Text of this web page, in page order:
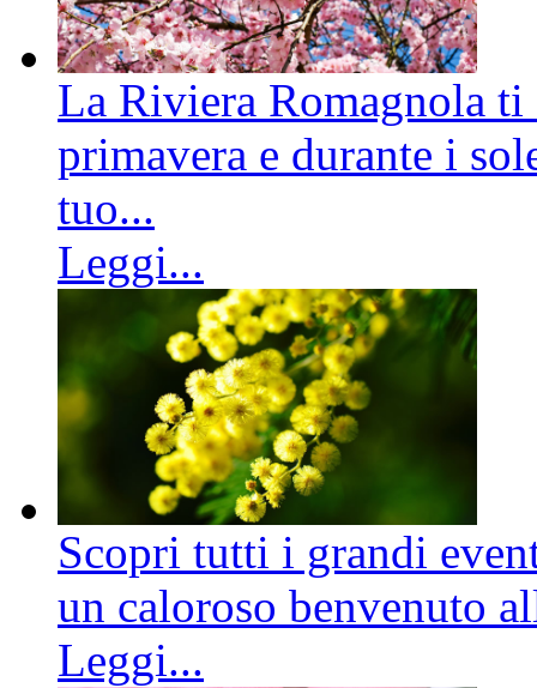
La Riviera Romagnola
primavera e durante i
tuo...
Leggi...
Scopri tutti i grandi
un caloroso benvenuto
Leggi...